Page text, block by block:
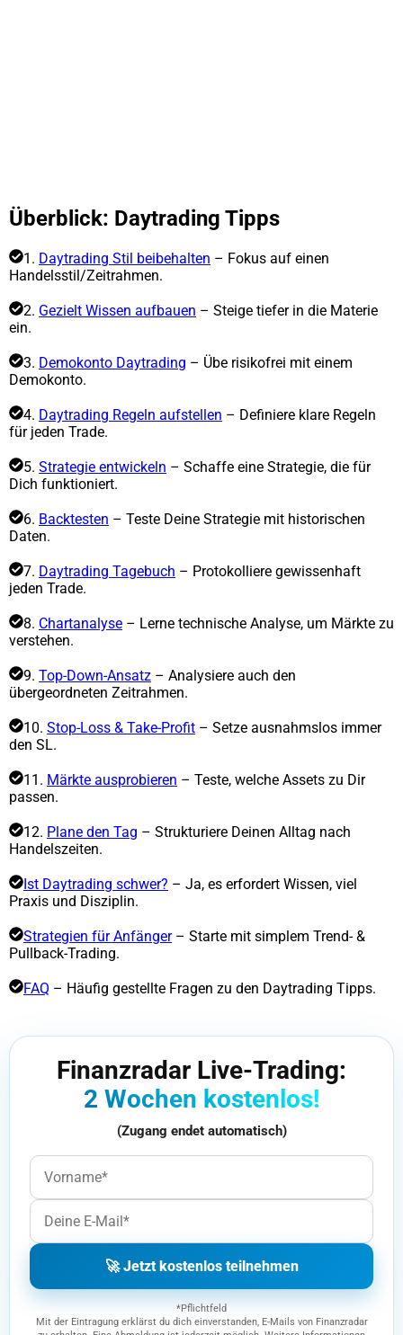
Überblick: Daytrading Tipps
1. Daytrading Stil beibehalten – Fokus auf einen
Handelsstil/Zeitrahmen.
2. Gezielt Wissen aufbauen – Steige tiefer in die Materie
ein.
3. Demokonto Daytrading – Übe risikofrei mit einem
Demokonto.
4. Daytrading Regeln aufstellen – Definiere klare Regeln
für jeden Trade.
5. Strategie entwickeln – Schaffe eine Strategie, die für
Dich funktioniert.
6. Backtesten – Teste Deine Strategie mit historischen
Daten.
7. Daytrading Tagebuch – Protokolliere gewissenhaft
jeden Trade.
8. Chartanalyse – Lerne technische Analyse, um Märkte zu
verstehen.
9. Top-Down-Ansatz – Analysiere auch den
übergeordneten Zeitrahmen.
10. Stop-Loss & Take-Profit – Setze ausnahmslos immer
den SL.
11. Märkte ausprobieren – Teste, welche Assets zu Dir
passen.
12. Plane den Tag – Strukturiere Deinen Alltag nach
Handelszeiten.
Ist Daytrading schwer? – Ja, es erfordert Wissen, viel
Praxis und Disziplin.
Strategien für Anfänger– Starte mit simplem Trend- &
Pullback-Trading.
FAQ – Häufig gestellte Fragen zu den Daytrading Tipps.
Finanzradar Live-Trading:
2 Wochen kostenlos!
(Zugang endet automatisch)
🚀 Jetzt kostenlos teilnehmen
*Pflichtfeld
Mit der Eintragung erklärst du dich einverstanden, E-Mails von Finanzradar